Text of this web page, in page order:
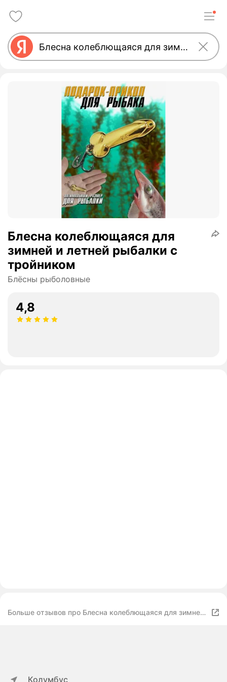
Блесна колеблющаяся для
зимней и летней рыбалки с
тройником
Блёсны рыболовные
4,8
Больше отзывов про Блесна колеблющаяся для зимней
Колумбус